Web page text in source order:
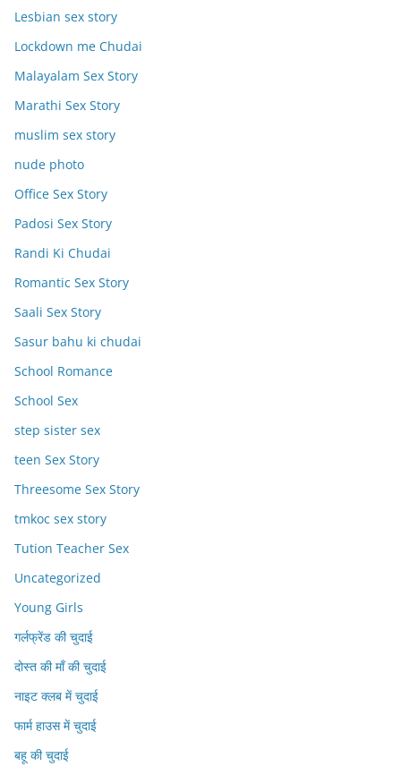
Lesbian sex story
Lockdown me Chudai
Malayalam Sex Story
Marathi Sex Story
muslim sex story
nude photo
Office Sex Story
Padosi Sex Story
Randi Ki Chudai
Romantic Sex Story
Saali Sex Story
Sasur bahu ki chudai
School Romance
School Sex
step sister sex
teen Sex Story
Threesome Sex Story
tmkoc sex story
Tution Teacher Sex
Uncategorized
Young Girls
गर्लफ्रेंड की चुदाई
दोस्त की माँ की चुदाई
नाइट क्लब में चुदाई
फार्म हाउस में चुदाई
बहू की चुदाई